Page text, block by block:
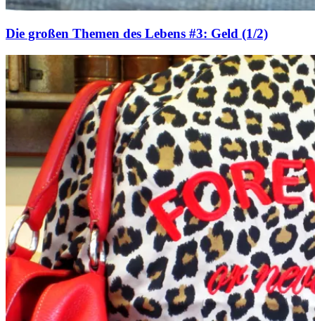
Die großen Themen des Lebens #3: Geld (1/2)